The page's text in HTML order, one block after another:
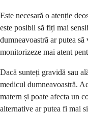
Este necesară o atenție
este posibil să fiți mai
dumneavoastră ar putea
monitorizeze mai atent
Dacă sunteți gravidă sau
medicul dumneavoastră.
matern și poate afecta un
alternative ar putea fi mai